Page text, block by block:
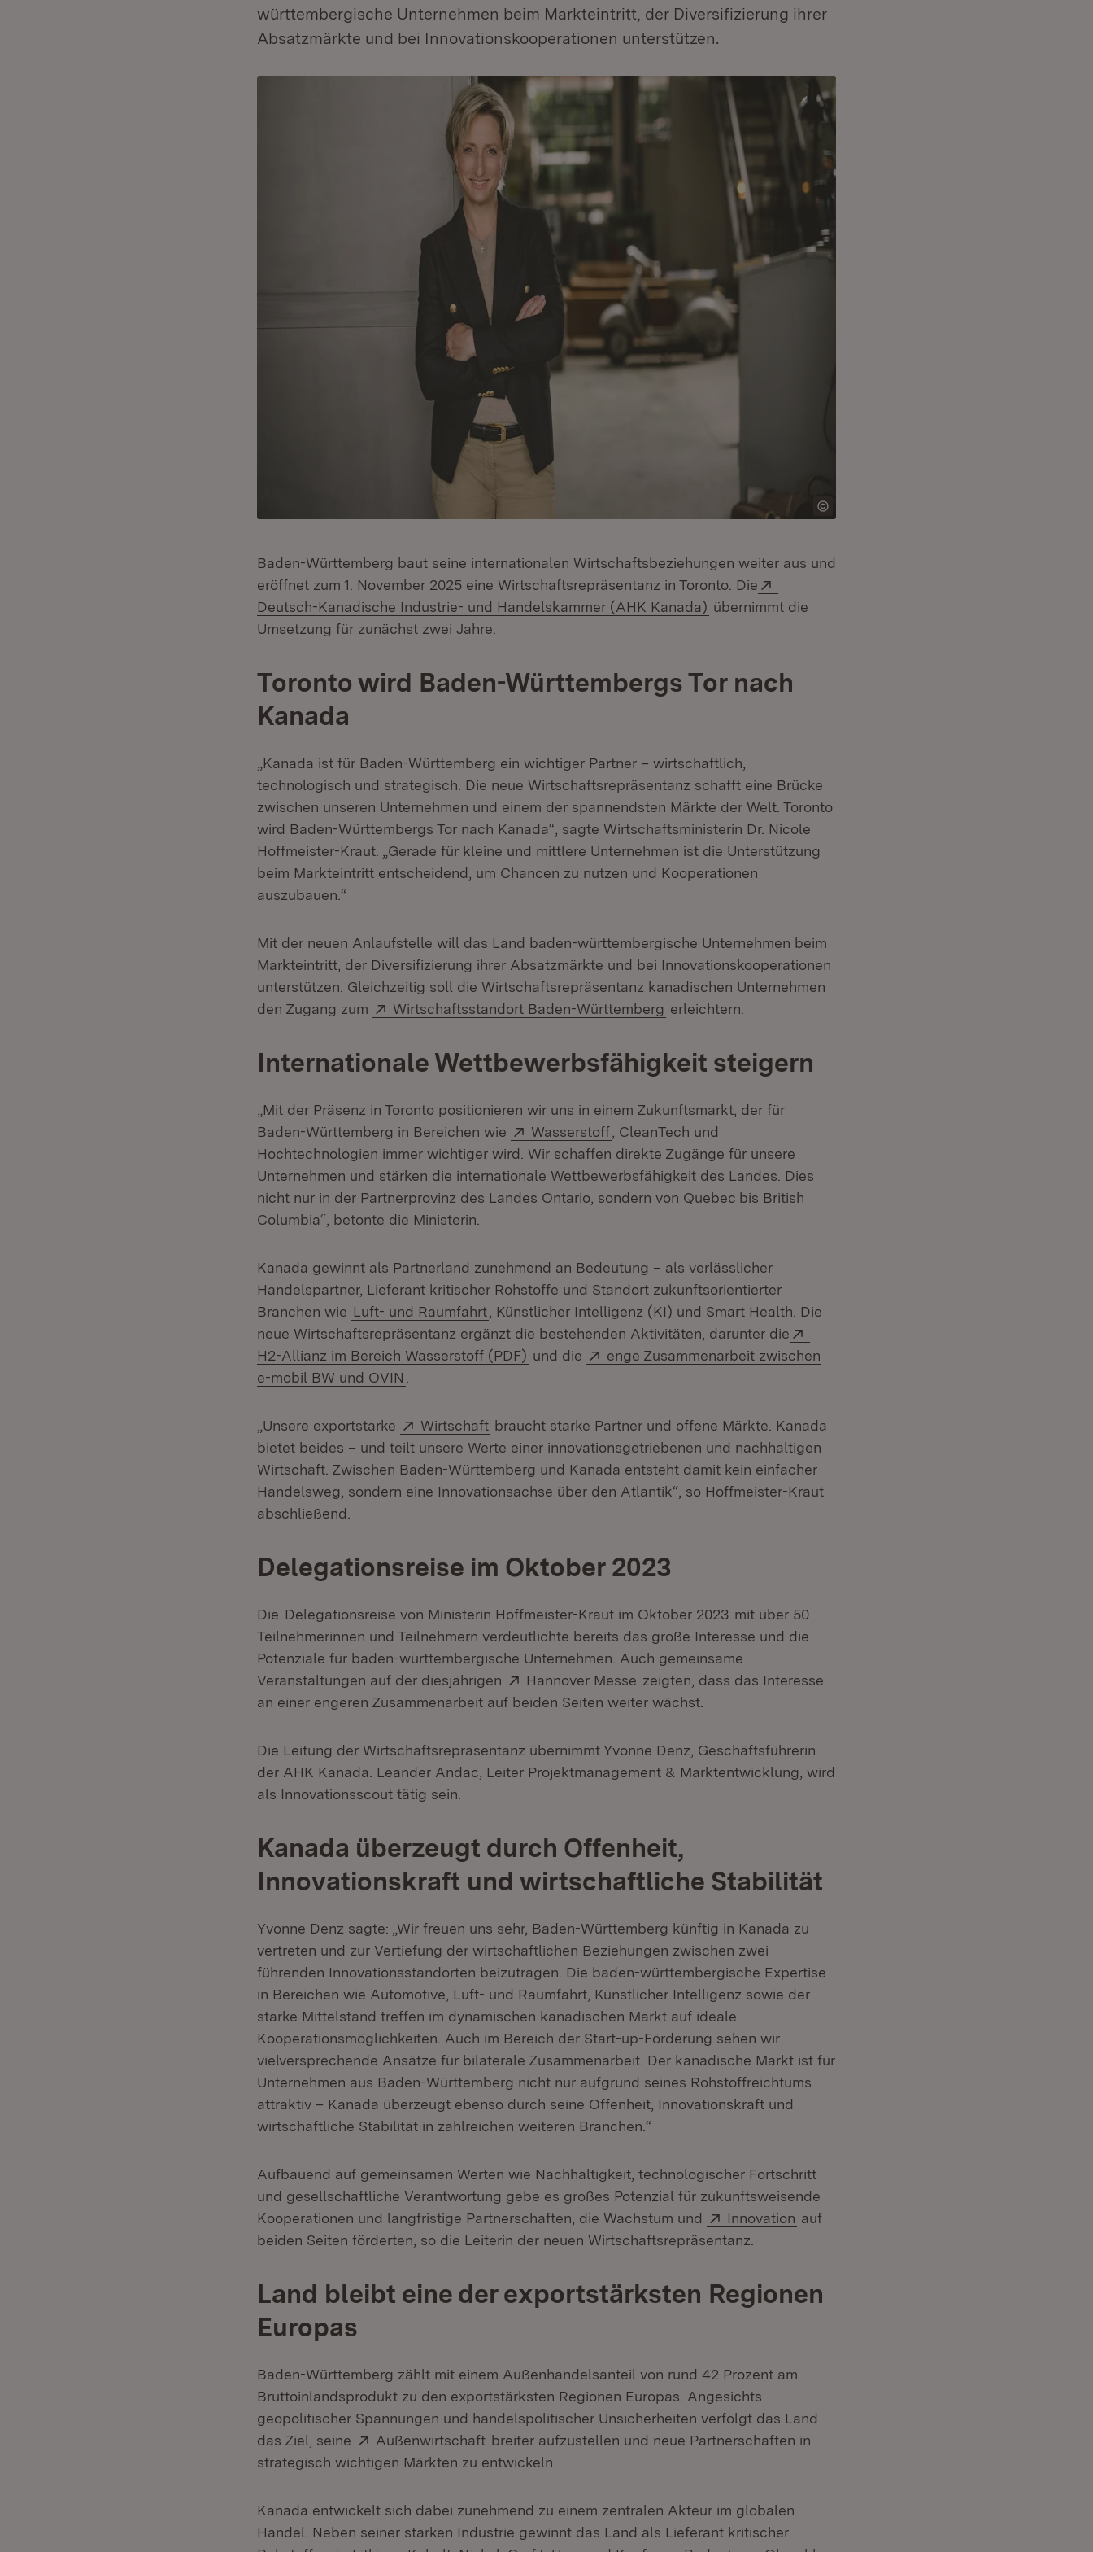
württembergische Unternehmen beim Markteintritt, der Diversifizierung ihrer
Absatzmärkte und bei Innovationskooperationen unterstützen.
Baden-Württemberg baut seine internationalen Wirtschaftsbeziehungen weiter aus und
eröffnet zum 1. November 2025 eine Wirtschaftsrepräsentanz in Toronto. Die
Deutsch-Kanadische Industrie- und Handelskammer (AHK Kanada) (Öffnet in neuem Fenster)
übernimmt die
Umsetzung für zunächst zwei Jahre.
Toronto wird Baden-Württembergs Tor nach
Kanada
„Kanada ist für Baden-Württemberg ein wichtiger Partner – wirtschaftlich,
technologisch und strategisch. Die neue Wirtschaftsrepräsentanz schafft eine Brücke
zwischen unseren Unternehmen und einem der spannendsten Märkte der Welt. Toronto
wird Baden-Württembergs Tor nach Kanada“, sagte Wirtschaftsministerin Dr. Nicole
Hoffmeister-Kraut. „Gerade für kleine und mittlere Unternehmen ist die Unterstützung
beim Markteintritt entscheidend, um Chancen zu nutzen und Kooperationen
auszubauen.“
Mit der neuen Anlaufstelle will das Land baden-württembergische Unternehmen beim
Markteintritt, der Diversifizierung ihrer Absatzmärkte und bei Innovationskooperationen
unterstützen. Gleichzeitig soll die Wirtschaftsrepräsentanz kanadischen Unternehmen
den Zugang zum
Extern:
Wirtschaftsstandort Baden-Württemberg (Öffnet in neuem Fenster)
erleichtern.
Internationale Wettbewerbsfähigkeit steigern
„Mit der Präsenz in Toronto positionieren wir uns in einem Zukunftsmarkt, der für
Baden-Württemberg in Bereichen wie
Extern:
Wasserstoff (Öffnet in neuem Fenster)
, CleanTech und
Hochtechnologien immer wichtiger wird. Wir schaffen direkte Zugänge für unsere
Unternehmen und stärken die internationale Wettbewerbsfähigkeit des Landes. Dies
nicht nur in der Partnerprovinz des Landes Ontario, sondern von Quebec bis British
Columbia“, betonte die Ministerin.
Kanada gewinnt als Partnerland zunehmend an Bedeutung – als verlässlicher
Handelspartner, Lieferant kritischer Rohstoffe und Standort zukunftsorientierter
Branchen wie Luft- und Raumfahrt , Künstlicher Intelligenz (KI) und Smart Health. Die
neue Wirtschaftsrepräsentanz ergänzt die bestehenden Aktivitäten, darunter die
H2-Allianz im Bereich Wasserstoff (PDF) (Öffnet in neuem Fenster)
und die Extern:
enge Zusammenarbeit zwischen
e-mobil BW und OVIN
„Unsere exportstarke Extern:
Wirtschaft (Öffnet in neuem Fenster)
braucht starke Partner und offene Märkte. Kanada
bietet beides – und teilt unsere Werte einer innovationsgetriebenen und nachhaltigen
Wirtschaft. Zwischen Baden-Württemberg und Kanada entsteht damit kein einfacher
Handelsweg, sondern eine Innovationsachse über den Atlantik“, so Hoffmeister-Kraut
abschließend.
Delegationsreise im Oktober 2023
Die Delegationsreise von Ministerin Hoffmeister-Kraut im Oktober 2023 mit über 50
Teilnehmerinnen und Teilnehmern verdeutlichte bereits das große Interesse und die
Potenziale für baden-württembergische Unternehmen. Auch gemeinsame
Veranstaltungen auf der diesjährigen
Extern:
Hannover Messe (Öffnet in neuem Fenster)
zeigten, dass das Interesse
an einer engeren Zusammenarbeit auf beiden Seiten weiter wächst.
Die Leitung der Wirtschaftsrepräsentanz übernimmt Yvonne Denz, Geschäftsführerin
der AHK Kanada. Leander Andac, Leiter Projektmanagement & Marktentwicklung, wird
als Innovationsscout tätig sein.
Kanada überzeugt durch Offenheit,
Innovationskraft und wirtschaftliche Stabilität
Yvonne Denz sagte: „Wir freuen uns sehr, Baden-Württemberg künftig in Kanada zu
vertreten und zur Vertiefung der wirtschaftlichen Beziehungen zwischen zwei
führenden Innovationsstandorten beizutragen. Die baden-württembergische Expertise
in Bereichen wie Automotive, Luft- und Raumfahrt, Künstlicher Intelligenz sowie der
starke Mittelstand treffen im dynamischen kanadischen Markt auf ideale
Kooperationsmöglichkeiten. Auch im Bereich der Start-up-Förderung sehen wir
vielversprechende Ansätze für bilaterale Zusammenarbeit. Der kanadische Markt ist für
Unternehmen aus Baden-Württemberg nicht nur aufgrund seines Rohstoffreichtums
attraktiv – Kanada überzeugt ebenso durch seine Offenheit, Innovationskraft und
wirtschaftliche Stabilität in zahlreichen weiteren Branchen.“
Aufbauend auf gemeinsamen Werten wie Nachhaltigkeit, technologischer Fortschritt
und gesellschaftliche Verantwortung gebe es großes Potenzial für zukunftsweisende
Kooperationen und langfristige Partnerschaften, die Wachstum und
Extern:
Innovation (Öffnet in neuem Fenster)
auf
beiden Seiten förderten, so die Leiterin der neuen Wirtschaftsrepräsentanz.
Land bleibt eine der exportstärksten Regionen
Europas
Baden-Württemberg zählt mit einem Außenhandelsanteil von rund 42 Prozent am
Bruttoinlandsprodukt zu den exportstärksten Regionen Europas. Angesichts
geopolitischer Spannungen und handelspolitischer Unsicherheiten verfolgt das Land
das Ziel, seine
Extern:
Außenwirtschaft (Öffnet in neuem Fenster)
breiter aufzustellen und neue Partnerschaften in
strategisch wichtigen Märkten zu entwickeln.
Kanada entwickelt sich dabei zunehmend zu einem zentralen Akteur im globalen
Handel. Neben seiner starken Industrie gewinnt das Land als Lieferant kritischer